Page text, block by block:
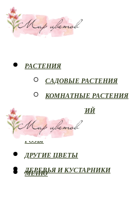
РАСТЕНИЯ
САДОВЫЕ РАСТЕНИЯ
КОМНАТНЫЕ РАСТЕНИЯ
БОЛЕЗНИ РАСТЕНИЙ
ОРХИДЕИ
РОЗЫ
ДРУГИЕ ЦВЕТЫ
ДЕРЕВЬЯ И КУСТАРНИКИ
МЕНЮ